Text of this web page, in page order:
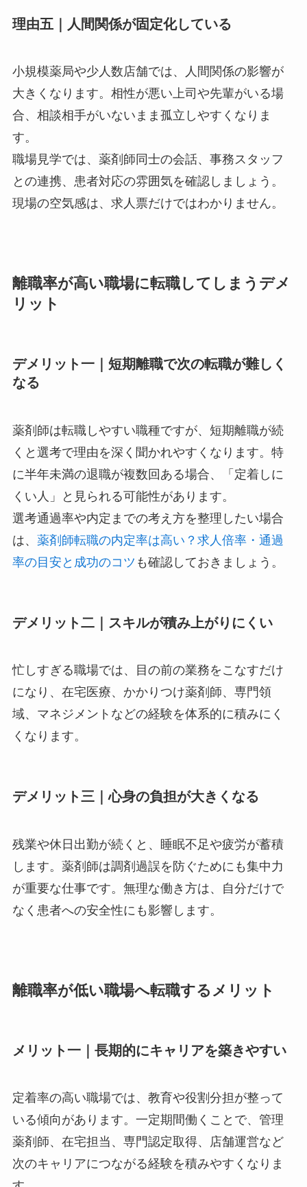
理由五｜人間関係が固定化している
小規模薬局や少人数店舗では、人間関係の影響が
大きくなります。相性が悪い上司や先輩がいる場
合、相談相手がいないまま孤立しやすくなりま
す。
職場見学では、薬剤師同士の会話、事務スタッフ
との連携、患者対応の雰囲気を確認しましょう。
現場の空気感は、求人票だけではわかりません。
離職率が高い職場に転職してしまうデメ
リット
デメリット一｜短期離職で次の転職が難しく
なる
薬剤師は転職しやすい職種ですが、短期離職が続
くと選考で理由を深く聞かれやすくなります。特
に半年未満の退職が複数回ある場合、「定着しに
くい人」と見られる可能性があります。
選考通過率や内定までの考え方を整理したい場合
は、 薬剤師転職の内定率は高い？求人倍率・通過
率の目安と成功のコツ も確認しておきましょう。
デメリット二｜スキルが積み上がりにくい
忙しすぎる職場では、目の前の業務をこなすだけ
になり、在宅医療、かかりつけ薬剤師、専門領
域、マネジメントなどの経験を体系的に積みにく
くなります。
デメリット三｜心身の負担が大きくなる
残業や休日出勤が続くと、睡眠不足や疲労が蓄積
します。薬剤師は調剤過誤を防ぐためにも集中力
が重要な仕事です。無理な働き方は、自分だけで
なく患者への安全性にも影響します。
離職率が低い職場へ転職するメリット
メリット一｜長期的にキャリアを築きやすい
定着率の高い職場では、教育や役割分担が整って
いる傾向があります。一定期間働くことで、管理
薬剤師、在宅担当、専門認定取得、店舗運営など
次のキャリアにつながる経験を積みやすくなりま